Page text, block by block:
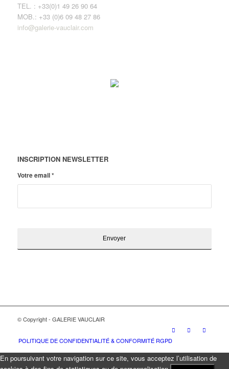
TEL. : +33(0)1 49 26 90 64
MOB.: +33 (0)6 09 48 27 86
info@galerie-vauclair.com
INSCRIPTION NEWSLETTER
Votre email*
© Copyright - GALERIE VAUCLAIR
POLITIQUE DE CONFIDENTIALITÉ & CONFORMITÉ RGPD
En poursuivant votre navigation sur ce site, vous acceptez l’utilisation de